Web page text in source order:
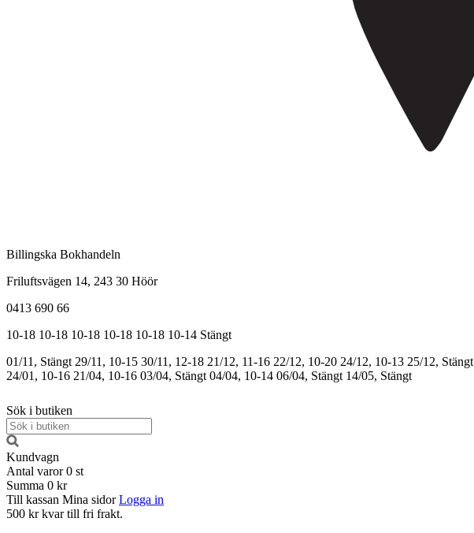
Billingska Bokhandeln
Friluftsvägen 14, 243 30 Höör
0413 690 66
10-18 10-18 10-18 10-18 10-18 10-14 Stängt
01/11, Stängt 29/11, 10-15 30/11, 12-18 21/12, 11-16 22/12, 10-20 24/12, 10-13 25/12, Stängt
24/01, 10-16 21/04, 10-16 03/04, Stängt 04/04, 10-14 06/04, Stängt 14/05, Stängt
Sök i butiken
Kundvagn
Antal varor 0 st
Summa 0 kr
Till kassan Mina sidor Logga in
500 kr kvar till fri frakt.